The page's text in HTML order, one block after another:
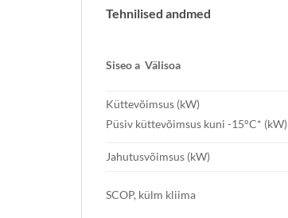
Tehnilised andmed
Siseoa Välisoa
Küttevõimsus (kW)
Püsiv küttevõimsus kuni -15°C* (kW)
Jahutusvõimsus (kW)
SCOP, külm kliima